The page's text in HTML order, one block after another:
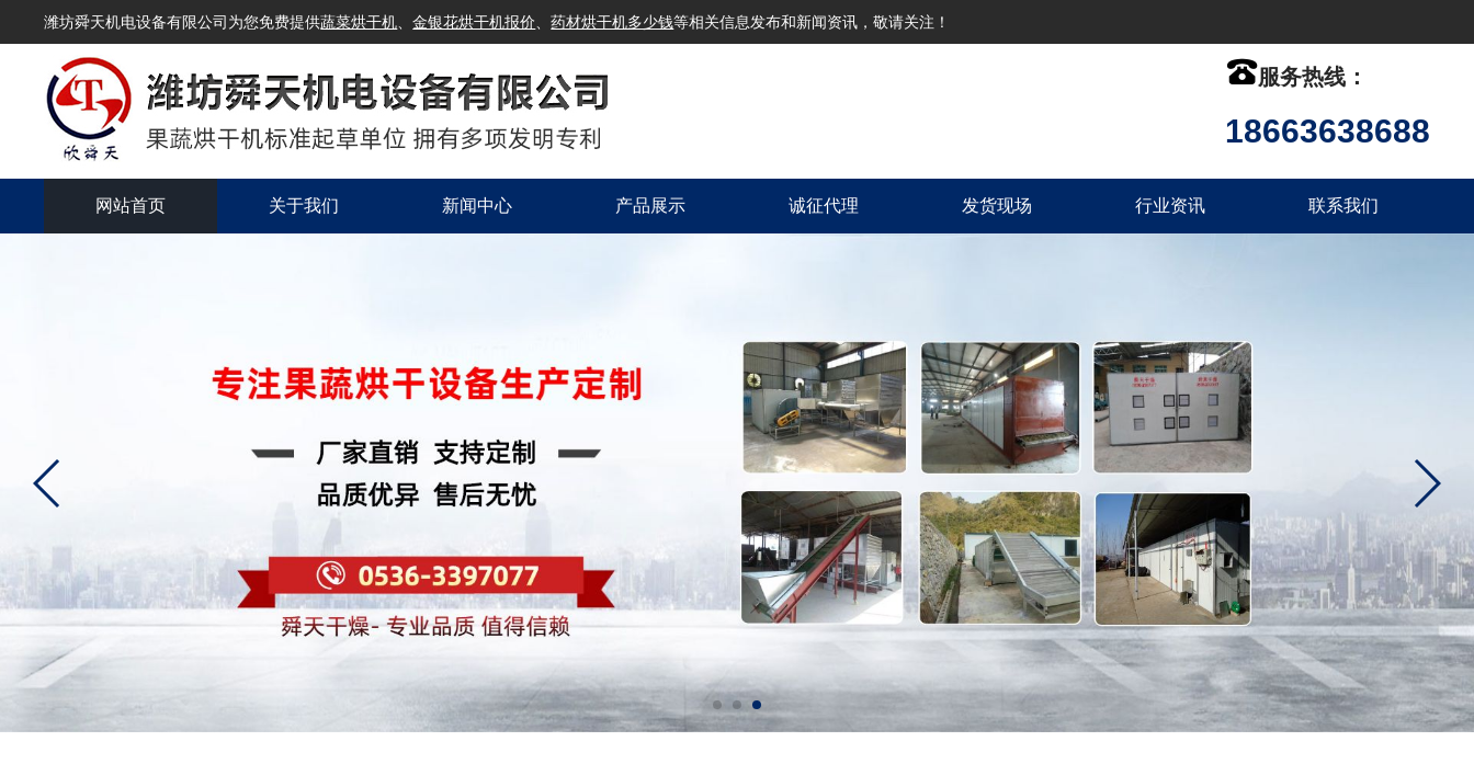
潍坊舜天机电设备有限公司为您免费提供蔬菜烘干机 、金银花烘干机报价 、药材烘干机多少钱等相关信息发布和新闻资讯，敬请关注！
服务热线：
18663638688
网站首页 关于我们 新闻中心 产品展示 诚征代理 发货现场 行业资讯 联系我们